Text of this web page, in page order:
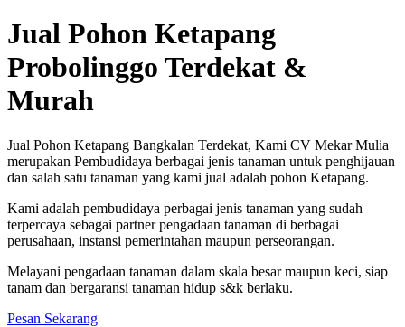
Jual Pohon Ketapang
Probolinggo Terdekat &
Murah
Jual Pohon Ketapang Bangkalan Terdekat, Kami CV Mekar Mulia
merupakan Pembudidaya berbagai jenis tanaman untuk penghijauan
dan salah satu tanaman yang kami jual adalah pohon Ketapang.
Kami adalah pembudidaya perbagai jenis tanaman yang sudah
terpercaya sebagai partner pengadaan tanaman di berbagai
perusahaan, instansi pemerintahan maupun perseorangan.
Melayani pengadaan tanaman dalam skala besar maupun keci, siap
tanam dan bergaransi tanaman hidup s&k berlaku.
Pesan Sekarang